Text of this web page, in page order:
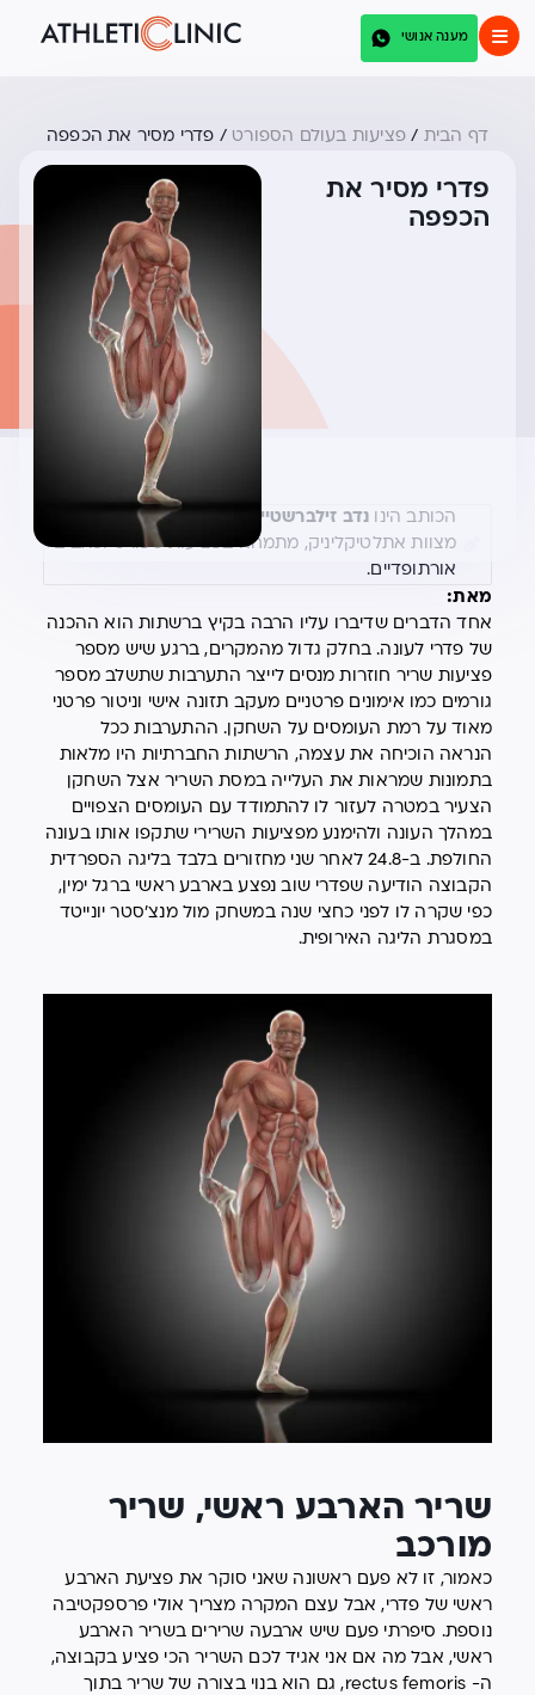
מענה אנושי
דף הבית / פציעות בעולם הספורט / פדרי מסיר את הכפפה
פדרי מסיר את
הכפפה
הכותב הינו נדב זילברשטיין,
פיזיותרפיסט ספורט
מצוות אתלטיקליניק, מתמחה בפציעות ספורט וכאבים
אורתופדיים.
מאת:
אחד הדברים שדיברו עליו הרבה בקיץ ברשתות הוא ההכנה
של פדרי לעונה. בחלק גדול מהמקרים, ברגע שיש מספר
פציעות שריר חוזרות מנסים לייצר התערבות שתשלב מספר
גורמים כמו אימונים פרטניים מעקב תזונה אישי וניטור פרטני
מאוד על רמת העומסים על השחקן. ההתערבות ככל
הנראה הוכיחה את עצמה, הרשתות החברתיות היו מלאות
בתמונות שמראות את העלייה במסת השריר אצל השחקן
הצעיר במטרה לעזור לו להתמודד עם העומסים הצפויים
במהלך העונה ולהימנע מפציעות השרירי שתקפו אותו בעונה
החולפת. ב-24.8 לאחר שני מחזורים בלבד בליגה הספרדית
הקבוצה הודיעה שפדרי שוב נפצע בארבע ראשי ברגל ימין,
כפי שקרה לו לפני כחצי שנה במשחק מול מנצ'סטר יונייטד
במסגרת הליגה האירופית.
שריר הארבע ראשי, שריר
מורכב
כאמור, זו לא פעם ראשונה שאני סוקר את פציעת הארבע
ראשי של פדרי, אבל עצם המקרה מצריך אולי פרספקטיבה
נוספת. סיפרתי פעם שיש ארבעה שרירים בשריר הארבע
ראשי, אבל מה אם אני אגיד לכם השריר הכי פציע בקבוצה,
ה- rectus femoris, גם הוא בנוי בצורה של שריר בתוך